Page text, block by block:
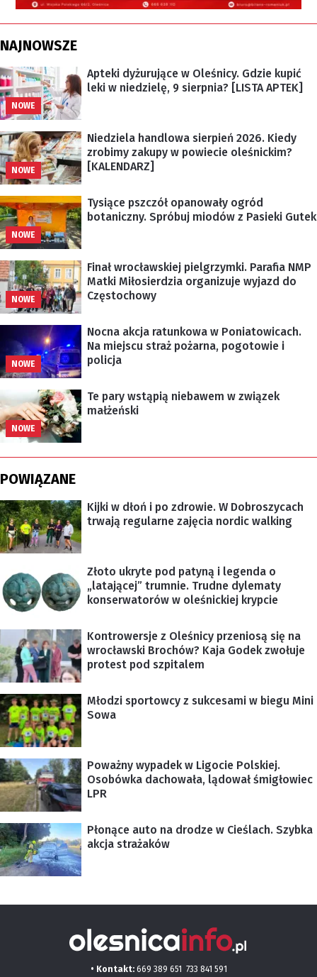
NAJNOWSZE
NOWE
Apteki dyżurujące w Oleśnicy. Gdzie kupić
leki w niedzielę, 9 sierpnia? [LISTA APTEK]
NOWE
Niedziela handlowa sierpień 2026. Kiedy
zrobimy zakupy w powiecie oleśnickim?
[KALENDARZ]
NOWE
Tysiące pszczół opanowały ogród
botaniczny. Spróbuj miodów z Pasieki Gutek
NOWE
Finał wrocławskiej pielgrzymki. Parafia NMP
Matki Miłosierdzia organizuje wyjazd do
Częstochowy
NOWE
Nocna akcja ratunkowa w Poniatowicach.
Na miejscu straż pożarna, pogotowie i
policja
NOWE
Te pary wstąpią niebawem w związek
małżeński
POWIĄZANE
Kijki w dłoń i po zdrowie. W Dobroszycach
trwają regularne zajęcia nordic walking
Złoto ukryte pod patyną i legenda o
„latającej” trumnie. Trudne dylematy
konserwatorów w oleśnickiej krypcie
Kontrowersje z Oleśnicy przeniosą się na
wrocławski Brochów? Kaja Godek zwołuje
protest pod szpitalem
Młodzi sportowcy z sukcesami w biegu Mini
Sowa
Poważny wypadek w Ligocie Polskiej.
Osobówka dachowała, lądował śmigłowiec
LPR
Płonące auto na drodze w Cieślach. Szybka
akcja strażaków
• Kontakt: 669 389 651 733 841 591